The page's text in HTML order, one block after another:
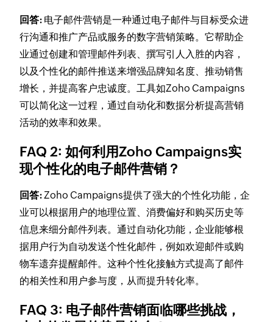
回答: 电子邮件营销是一种通过电子邮件与目标受众进
行沟通和推广产品或服务的数字营销策略。它帮助企
业通过创建和管理邮件列表、撰写引人入胜的内容，
以及个性化的邮件推送来增强品牌知名度、推动销售
增长，并提高客户忠诚度。工具如Zoho Campaigns
可以简化这一过程，通过自动化和数据分析提高营销
活动的效率和效果。
FAQ 2: 如何利用Zoho Campaigns实
现个性化的电子邮件营销？
回答: Zoho Campaigns提供了强大的个性化功能，企
业可以根据用户的地理位置、消费偏好和购买历史等
信息来细分邮件列表。通过自动化功能，企业能够根
据用户行为自动发送个性化邮件，例如欢迎邮件或购
物车遗弃提醒邮件。这种个性化接触方式提高了邮件
的相关性和用户参与度，从而提升转化率。
FAQ 3: 电子邮件营销面临哪些挑战，